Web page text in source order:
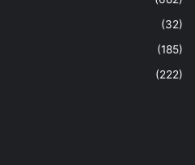
(32)
(185)
(222)